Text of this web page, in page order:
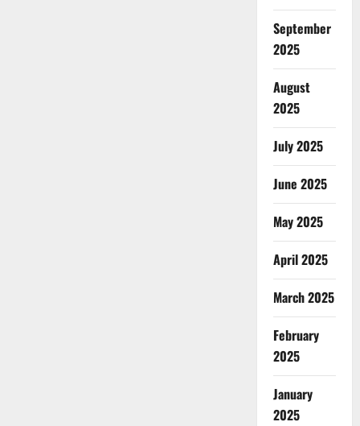
September
2025
August
2025
July 2025
June 2025
May 2025
April 2025
March 2025
February
2025
January
2025